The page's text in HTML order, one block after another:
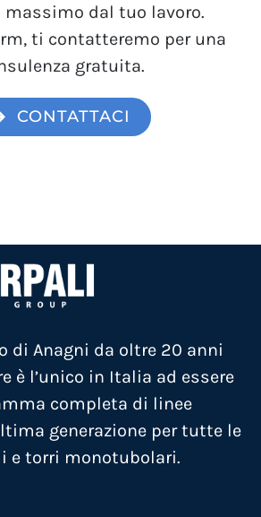
massimo dal tuo lavoro.
ti contatteremo per una
gratuita.
CONTATTACI
di Anagni da oltre 20 anni
è l’unico in Italia ad essere
completa di linee
generazione per tutte le
e torri monotubolari.